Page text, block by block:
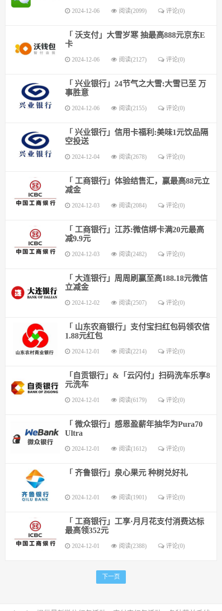
2024-12-06 阅读(2099) 评论(0)
「 沃支付」大雪岁寒 抽最高888元京东E
卡
2024-12-06 阅读(2127) 评论(0)
「 兴业银行」24节气之大雪:大雪已至 万
事胜意
2024-12-06 阅读(2155) 评论(0)
「 兴业银行」信用卡福利:美味1元饮品隔
空投送
2024-12-04 阅读(2678) 评论(0)
「 工商银行」体验结售汇，赢最高88元立
减金
2024-12-03 阅读(2084) 评论(0)
「 工商银行」江苏:微信绑卡满20元最高
减9.9元
2024-12-03 阅读(2482) 评论(0)
「 大连银行」周周刷赢至高188.18元微信
立减金
2024-12-02 阅读(2507) 评论(0)
「 山东农商银行」支付宝扫红包码领农信
1.88元红包
2024-12-01 阅读(2214) 评论(0)
「自贡银行」&「云闪付」扫码洗车乐享8
元洗车
2024-12-01 阅读(6179) 评论(0)
「 微众银行」感恩盈薪年抽华为Pura70
Ultra
2024-12-01 阅读(1612) 评论(0)
「 齐鲁银行」泉心果元 种树兑好礼
2024-12-01 阅读(1901) 评论(0)
「 工商银行」工享·月月花支付消费达标
最高领352元
2024-12-01 阅读(2388) 评论(0)
下一页